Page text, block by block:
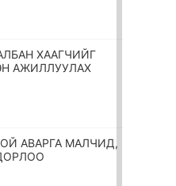
ХААГЧИЙГ
АЖИЛЛУУЛАХ
АВАРГА МАЛЧИД,